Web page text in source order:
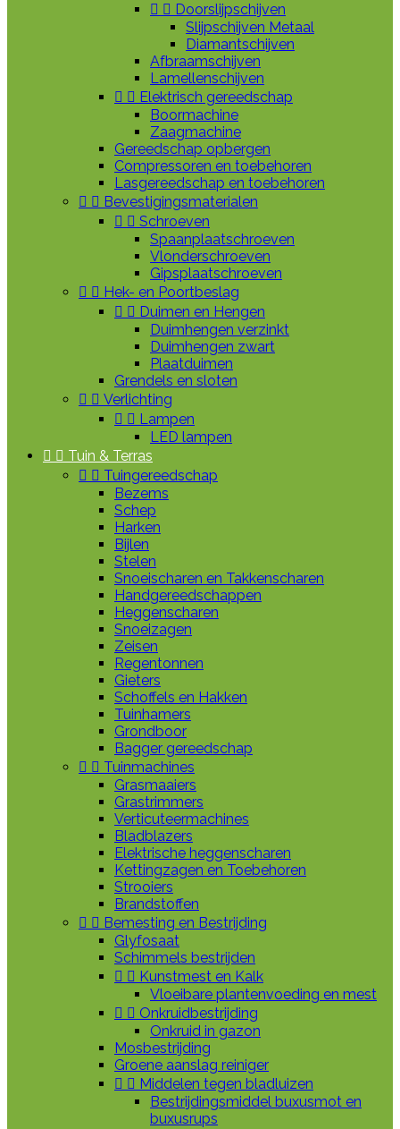
  Doorslijpschijven
Slijpschijven Metaal
Diamantschijven
Afbraamschijven
Lamellenschijven
  Elektrisch gereedschap
Boormachine
Zaagmachine
Gereedschap opbergen
Compressoren en toebehoren
Lasgereedschap en toebehoren
  Bevestigingsmaterialen
  Schroeven
Spaanplaatschroeven
Vlonderschroeven
Gipsplaatschroeven
  Hek- en Poortbeslag
  Duimen en Hengen
Duimhengen verzinkt
Duimhengen zwart
Plaatduimen
Grendels en sloten
  Verlichting
  Lampen
LED lampen
  Tuin & Terras
  Tuingereedschap
Bezems
Schep
Harken
Bijlen
Stelen
Snoeischaren en Takkenscharen
Handgereedschappen
Heggenscharen
Snoeizagen
Zeisen
Regentonnen
Gieters
Schoffels en Hakken
Tuinhamers
Grondboor
Bagger gereedschap
  Tuinmachines
Grasmaaiers
Grastrimmers
Verticuteermachines
Bladblazers
Elektrische heggenscharen
Kettingzagen en Toebehoren
Strooiers
Brandstoffen
  Bemesting en Bestrijding
Glyfosaat
Schimmels bestrijden
  Kunstmest en Kalk
Vloeibare plantenvoeding en mest
  Onkruidbestrijding
Onkruid in gazon
Mosbestrijding
Groene aanslag reiniger
  Middelen tegen bladluizen
Bestrijdingsmiddel buxusmot en
buxusrups